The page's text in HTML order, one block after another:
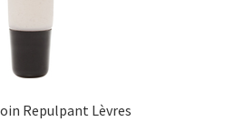
Repulpant Lèvres